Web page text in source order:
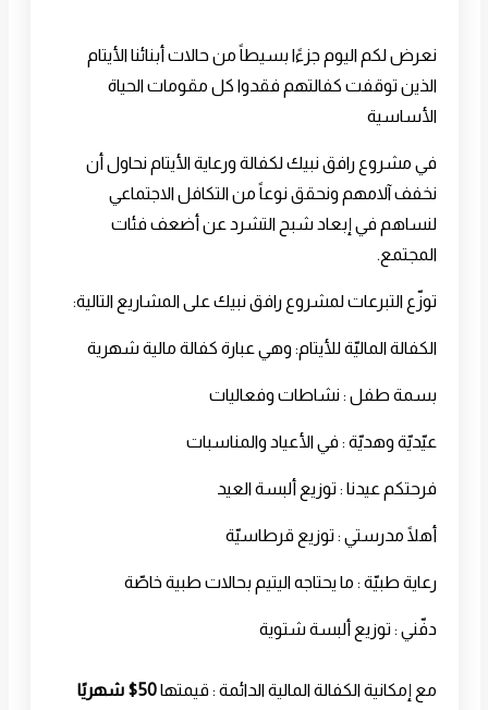
نعرض لكم اليوم جزءًا بسيطاً من حالات أبنائنا الأيتام
الذين توقفت كفالتهم فقدوا كل مقومات الحياة
الأساسية
في مشروع رافق نبيك لكفالة ورعاية الأيتام نحاول أن
نخفف آلامهم ونحقق نوعاً من التكافل الاجتماعي
لنساهم في إبعاد شبح التشرد عن أضعف فئات
المجتمع.
توزّع التبرعات لمشروع رافق نبيك على المشاريع التالية:
الكفالة الماليّة للأيتام: وهي عبارة كفالة مالية شهرية
بسمة طفل : نشاطات وفعاليات
عيّديّة وهديّة : في الأعياد والمناسبات
فرحتكم عيدنا : توزيع ألبسة العيد
أهلًا مدرستي : توزيع قرطاسيّة
رعاية طبيّة : ما يحتاجه اليتيم بحالات طبية خاصّة
دفّني : توزيع ألبسة شتوية
مع إمكانية الكفالة المالية الدائمة : قيمتها50$ شهريًا